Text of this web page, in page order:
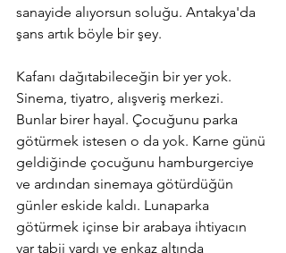
sanayide alıyorsun soluğu. Antakya'da
şans artık böyle bir şey.
Kafanı dağıtabileceğin bir yer yok.
Sinema, tiyatro, alışveriş merkezi.
Bunlar birer hayal. Çocuğunu parka
götürmek istesen o da yok. Karne günü
geldiğinde çocuğunu hamburgerciye
ve ardından sinemaya götürdüğün
günler eskide kaldı. Lunaparka
götürmek içinse bir arabaya ihtiyacın
var tabii vardı ve enkaz altında